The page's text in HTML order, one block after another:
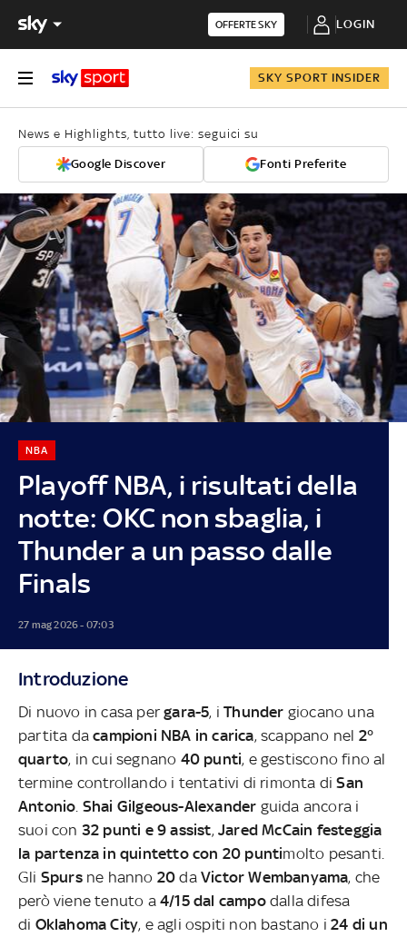
OFFERTE SKY LOGIN
SKY SPORT INSIDER
News e Highlights, tutto live: seguici su
Google Discover Fonti Preferite
Playoff NBA, i risultati della
notte: OKC non sbaglia, i
Thunder a un passo dalle
Finals
NBA
27 mag 2026 - 07:03
Introduzione
Di nuovo in casa pergara-5, iThunder giocano una
partita dacampioni NBA in carica, scappano nel 2°
quarto, in cui segnano 40 punti, e gestiscono fino al
termine controllando i tentativi di rimonta diSan
Antonio Shai Gilgeous-Alexander guida ancora i
suoi con 32 punti e 9 assist,Jared McCain festeggia
la partenza in quintetto con 20 puntimolto pesanti.
Gli Spursne hanno 20 daVictor Wembanyama, che
però viene tenuto a 4/15 dal campo dalla difesa
di Oklahoma City, e agli ospiti non bastano i24 di un